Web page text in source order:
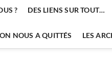
? DES LIENS SUR TOUT…
NOUS A QUITTÉS LES